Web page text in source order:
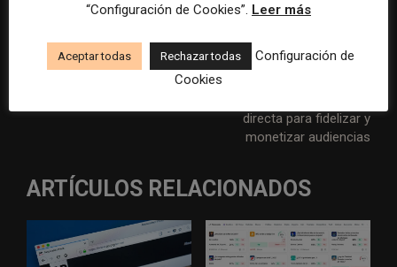
Artículo anterior
30 European news
Los medios europeos
directa para fidelizar y
monetizar audiencias
ARTÍCULOS RELACIONADOS
“Configuración de Cookies”. Leer más
Aceptar todas Rechazar todas
Configuración de
Cookies